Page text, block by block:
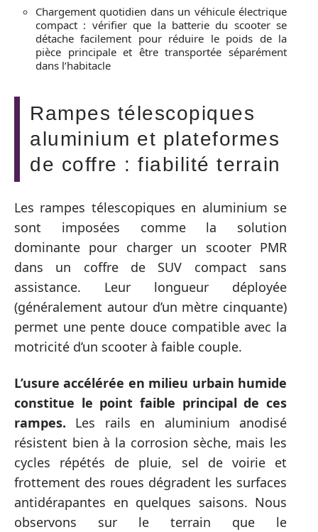
Chargement quotidien dans un véhicule électrique
compact : vérifier que la batterie du scooter se
détache facilement pour réduire le poids de la
pièce principale et être transportée séparément
dans l’habitacle
Rampes télescopiques
aluminium et plateformes
de coffre : fiabilité terrain
Les rampes télescopiques en aluminium se
sont imposées comme la solution
dominante pour charger un scooter PMR
dans un coffre de SUV compact sans
assistance. Leur longueur déployée
(généralement autour d’un mètre cinquante)
permet une pente douce compatible avec la
motricité d’un scooter à faible couple.
L’usure accélérée en milieu urbain humide
constitue le point faible principal de ces
rampes. Les rails en aluminium anodisé
résistent bien à la corrosion sèche, mais les
cycles répétés de pluie, sel de voirie et
frottement des roues dégradent les surfaces
antidérapantes en quelques saisons. Nous
observons sur le terrain que le